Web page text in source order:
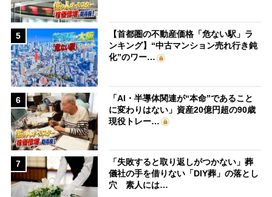
5
【首都圏の不動産価格「危ない駅」ラ
ンキング】“中古マンション売れ行き鈍
化”のワー…
6
「AI・半導体関連が“本命”であること
に変わりはない」資産20億円超の90歳
現役トレー…
7
「失敗すると取り返しがつかない」葬
儀社の手を借りない「DIY葬」の落とし
穴 素人には…